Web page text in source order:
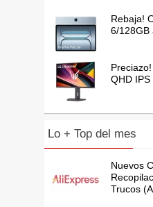
Rebaja!
6/128GB
QHD
Lo + Top del mes
Nuevos
Trucos